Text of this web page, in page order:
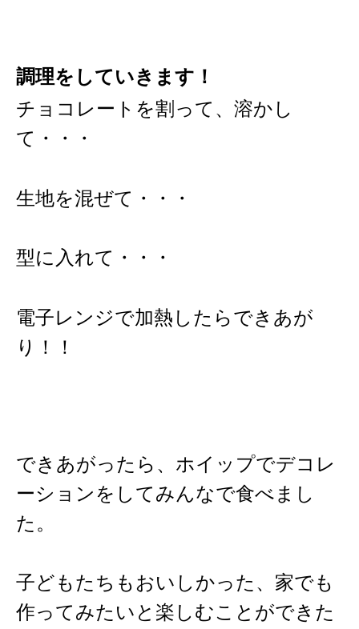
調理をしていきます！
チョコレートを割って、溶かし
て・・・
生地を混ぜて・・・
型に入れて・・・
電子レンジで加熱したらできあが
り！！
できあがったら、ホイップでデコレ
ーションをしてみんなで食べまし
た。
子どもたちもおいしかった、家でも
作ってみたいと楽しむことができた